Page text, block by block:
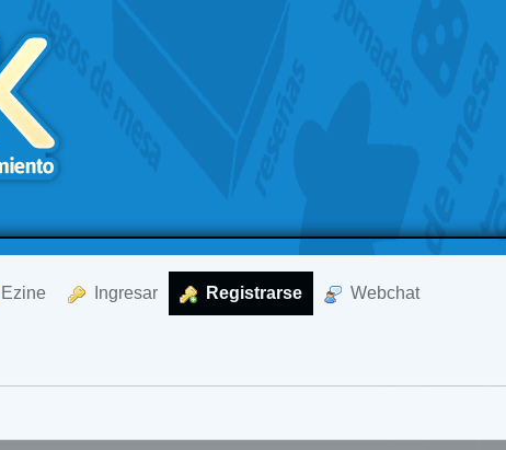
Ezine Ingresar Registrarse Webchat